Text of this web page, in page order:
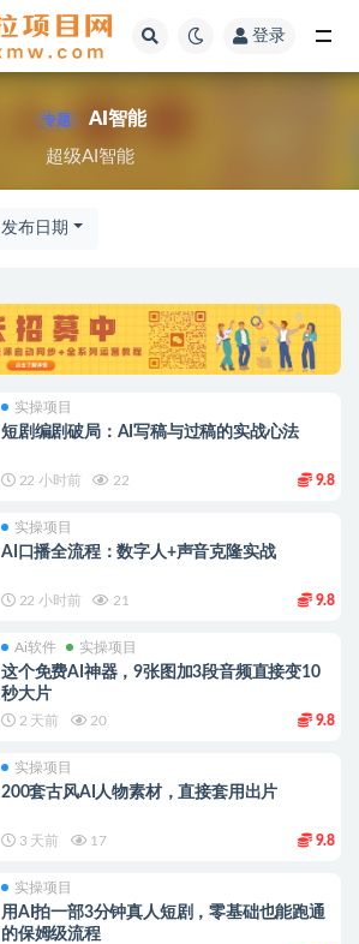
登录
专题 AI智能
超级AI智能
发布日期
实操项目
短剧编剧破局：AI写稿与过稿的实战心法
22 小时前 22 9.8
实操项目
AI口播全流程：数字人+声音克隆实战
22 小时前 21 9.8
Ai软件 实操项目
这个免费AI神器，9张图加3段音频直接变10
秒大片
2 天前 20 9.8
实操项目
200套古风AI人物素材，直接套用出片
3 天前 17 9.8
实操项目
用AI拍一部3分钟真人短剧，零基础也能跑通
的保姆级流程